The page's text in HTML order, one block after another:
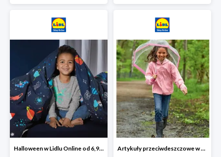
Halloween w Lidlu Online od 6,99 zł Artykuły przeciwdeszczowe w Lodilu Online do -50%